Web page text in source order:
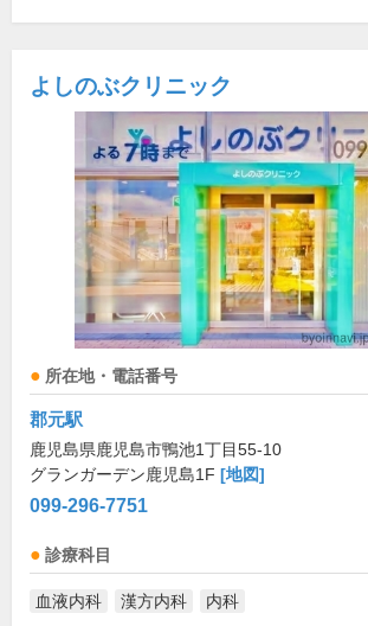
よしのぶクリニック
所在地・電話番号
郡元駅
鹿児島県鹿児島市鴨池1丁目55-10
グランガーデン鹿児島1F [地図]
099-296-7751
診療科目
血液内科 漢方内科 内科